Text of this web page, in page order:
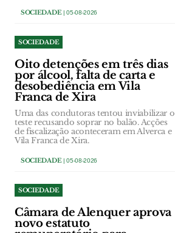
SOCIEDADE| 05-08-2026
SOCIEDADE
Oito detenções em três dias
por álcool, falta de carta e
desobediência em Vila
Franca de Xira
Uma das condutoras tentou inviabilizar o
teste recusando soprar no balão. Acções
de fiscalização aconteceram em Alverca e
Vila Franca de Xira.
SOCIEDADE| 05-08-2026
SOCIEDADE
Câmara de Alenquer aprova
novo estatuto